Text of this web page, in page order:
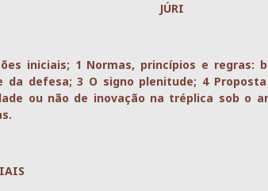
JÚRI
iniciais; 1 Normas, princípios e
da defesa; 3 O signo plenitude; 4
ou não de inovação na tréplica sob o